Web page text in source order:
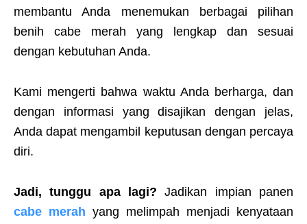
membantu Anda menemukan berbagai pilihan
benih cabe merah yang lengkap dan sesuai
dengan kebutuhan Anda.
Kami mengerti bahwa waktu Anda berharga, dan
dengan informasi yang disajikan dengan jelas,
Anda dapat mengambil keputusan dengan percaya
diri.
Jadi, tunggu apa lagi? Jadikan impian panen
cabe merah yang melimpah menjadi kenyataan